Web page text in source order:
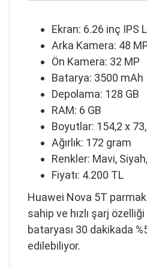
Ekran: 6.26 inç IPS
Arka Kamera: 48
Ön Kamera: 32 MP
Batarya: 3500 mAh
Depolama: 128 GB
RAM: 6 GB
Boyutlar: 154,2 x
Ağırlık: 172 gram
Renkler: Mavi,
Fiyatı: 4.200 TL
Huawei Nova 5T
sahip ve hızlı şarj
bataryası 30 dakikada
edilebiliyor.